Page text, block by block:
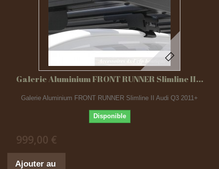
Galerie Aluminium FRONT RUNNER Slimline II...
Galerie Aluminium FRONT RUNNER Slimline II Audi Q3 2011+
Disponible
999,00 €
Ajouter au